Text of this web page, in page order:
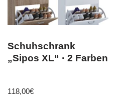
Schuhschrank
„Sipos XL“ · 2 Farben
118,00€